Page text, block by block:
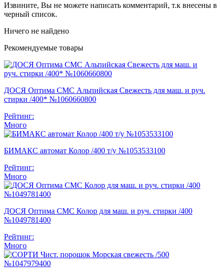
Извините, Вы не можете написать комментарий, т.к внесены в
черный список.
Ничего не найдено
Рекомендуемые товары
ДОСЯ Оптима СМС Альпийская Свежесть для маш. и руч.
стирки /400* №1060660800
Рейтинг:
Много
БИМАКС автомат Колор /400 т/у №1053533100
Рейтинг:
Много
ДОСЯ Оптима СМС Колор для маш. и руч. стирки /400
№1049781400
Рейтинг:
Много